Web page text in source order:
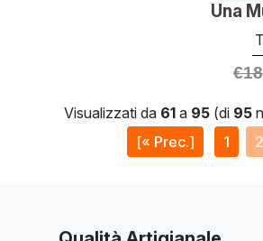
€
Visualizzati da 61a 95(di 95
[« Prec.]
1 2